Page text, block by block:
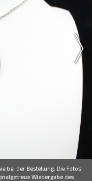
bei der Bestellung. Die Fotos
Wiedergabe des